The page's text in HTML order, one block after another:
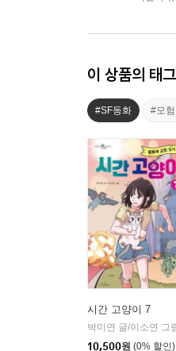
이 상품의 태그
#SF동화 #모
시간 고양이 7
박미연 글/이소연 그
10,500원 (0% 할인)